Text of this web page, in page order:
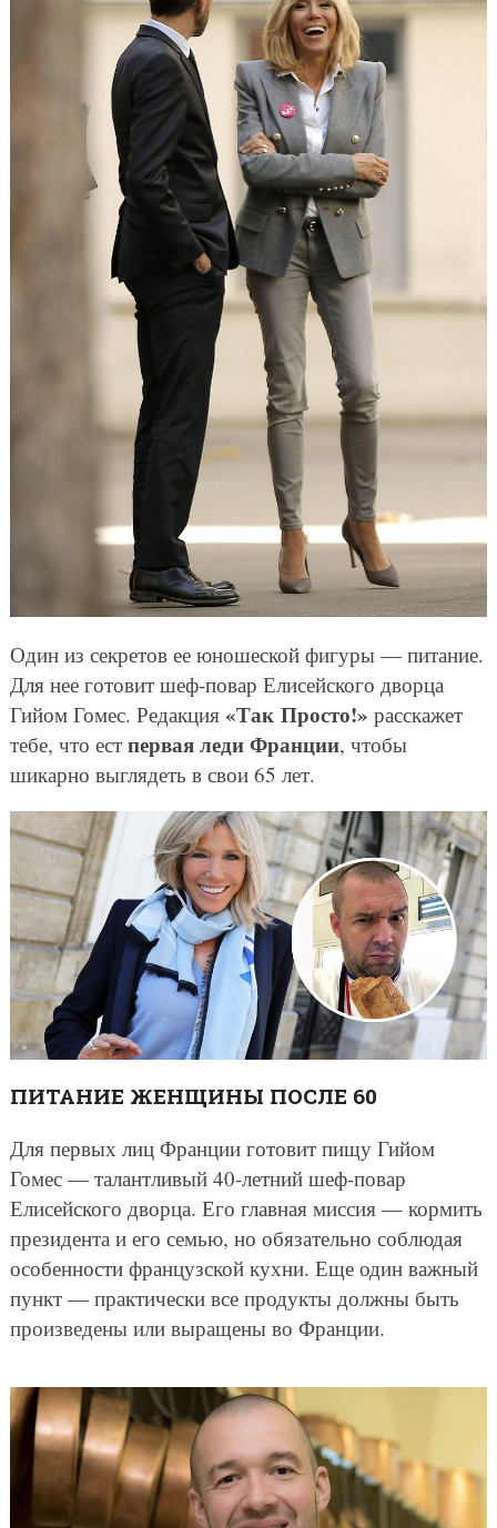
Один из секретов ее юношеской фигуры — питание.
Для нее готовит шеф-повар Елисейского дворца
Гийом Гомес. Редакция «Так Просто!» расскажет
тебе, что ест первая леди Франции, чтобы
шикарно выглядеть в свои 65 лет.
ПИТАНИЕ ЖЕНЩИНЫ ПОСЛЕ 60
Для первых лиц Франции готовит пищу Гийом
Гомес — талантливый 40-летний шеф-повар
Елисейского дворца. Его главная миссия — кормить
президента и его семью, но обязательно соблюдая
особенности французской кухни. Еще один важный
пункт — практически все продукты должны быть
произведены или выращены во Франции.